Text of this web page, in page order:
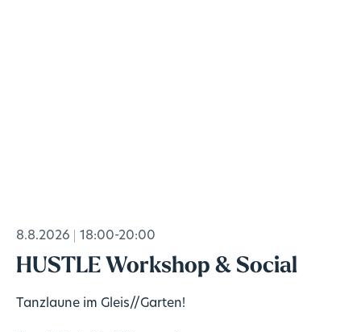
8.8.2026 18:00-20:00
HUSTLE Workshop & Social
Tanzlaune im Gleis//Garten!